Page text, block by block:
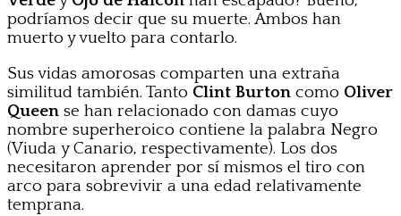
podríamos decir que su muerte. Ambos han
muerto y vuelto para contarlo.
Sus vidas amorosas comparten una extraña
similitud también. Tanto Clint Burton como Oliver
Queen se han relacionado con damas cuyo
nombre superheroico contiene la palabra Negro
(Viuda y Canario, respectivamente). Los dos
necesitaron aprender por sí mismos el tiro con
arco para sobrevivir a una edad relativamente
temprana.